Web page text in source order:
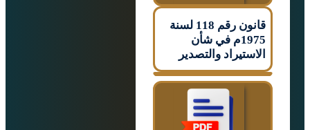
قانون رقم 118 لسنة
1975م في شأن
والتصدير